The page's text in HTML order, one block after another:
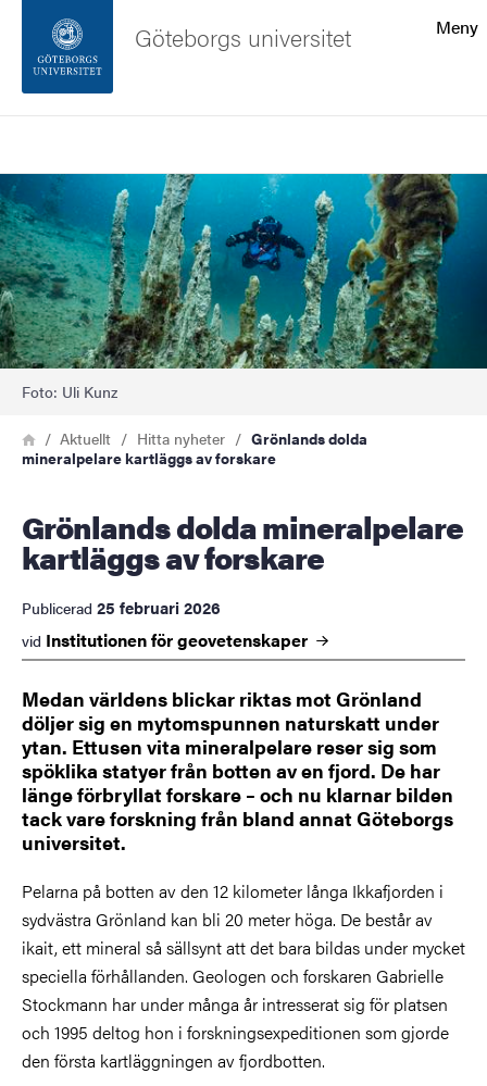
Sidfoten
Om webbplatsen
Meny
Göteborgs universitet
Bild
Foto: Uli Kunz
Länkstig
HemAktuellt Hitta nyheter
Grönlands dolda
mineralpelare kartläggs av forskare
Grönlands dolda mineralpelare
kartläggs av forskare
Publicerad 25 februari 2026
vid Institutionen förgeovetenskaper
Medan världens blickar riktas mot Grönland
döljer sig en mytomspunnen naturskatt under
ytan. Ettusen vita mineralpelare reser sig som
spöklika statyer från botten av en fjord. De har
länge förbryllat forskare – och nu klarnar bilden
tack vare forskning från bland annat Göteborgs
universitet.
Pelarna på botten av den 12 kilometer långa Ikkafjorden i
sydvästra Grönland kan bli 20 meter höga. De består av
ikait, ett mineral så sällsynt att det bara bildas under mycket
speciella förhållanden. Geologen och forskaren Gabrielle
Stockmann har under många år intresserat sig för platsen
och 1995 deltog hon i forskningsexpeditionen som gjorde
den första kartläggningen av fjordbotten.